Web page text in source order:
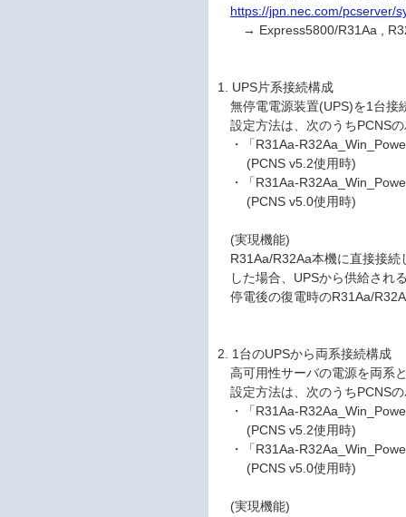
https://jpn.nec.com/pcserver/
→ Express5800/R31Aa ,
1. UPS片系接続構成
無停電電源装置(UPS)を1台接
設定方法は、次のうちPCNS
・「R31Aa-
(PCNS v5.2使用時)
・「R31Aa-
(PCNS v5.0使用時)
(実現機能)
R31Aa/R32Aa本機に直接接続
した場合、UPSから供給され
停電後の復電時のR31Aa/
2. 1台のUPSから両系接続構成
高可用性サーバの電源を両系
設定方法は、次のうちPCNS
・「R31Aa-
(PCNS v5.2使用時)
・「R31Aa-
(PCNS v5.0使用時)
(実現機能)